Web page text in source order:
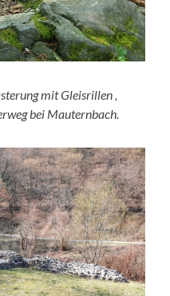
mit Gleisrillen ,
bei Mauternbach.